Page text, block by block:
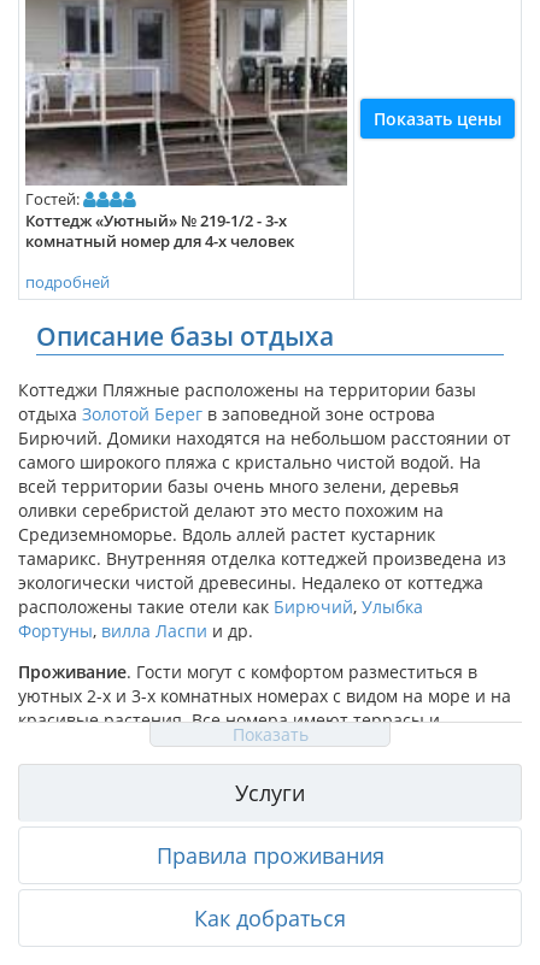
Гостей:
Коттедж «Уютный» № 219-1/2 - 3-х
комнатный номер для 4-х человек
подробней
Показать цены
Описание базы отдыха
Коттеджи Пляжные расположены на территории базы
отдыха Золотой Берег в заповедной зоне острова
Бирючий. Домики находятся на небольшом расстоянии от
самого широкого пляжа с кристально чистой водой. На
всей территории базы очень много зелени, деревья
оливки серебристой делают это место похожим на
Средиземноморье. Вдоль аллей растет кустарник
тамарикс. Внутренняя отделка коттеджей произведена из
экологически чистой древесины. Недалеко от коттеджа
расположены такие отели как Бирючий, Улыбка
Фортуны, вилла Ласпи и др.
Проживание. Гости могут с комфортом разместиться в
уютных 2-х и 3-х комнатных номерах с видом на море и на
красивые растения. Все номера имеют террасы и
индивидуальные входы. В номерах могут разместиться 2-4
отдыхающих. Холл-студия вмещает полный комплект
необходимой мебели: комплект мягкой раскладной мебели,
которую при необходимости можно использовать в
кухонная зона со всем необходимым оборудованием,
набором посуды и обеденным столом с табуретами. В
номере есть 32-дюймовый телевизор, холодильник с
морозильной камерой, СВЧ-печь, чайник и кондиционер. В
Показать
Услуги
Правила проживания
Как добраться